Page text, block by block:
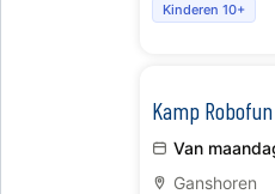
Kinderen 10+
Kamp Robofun
Van
Ganshoren